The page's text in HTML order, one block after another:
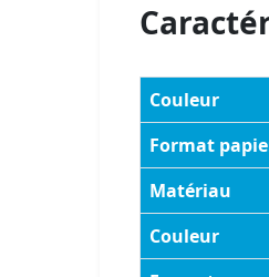
Couleur
Format
Matériau
Couleur